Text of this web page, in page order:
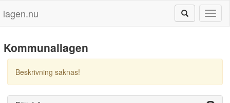
lagen.nu
Kommunallagen
Beskrivning saknas!